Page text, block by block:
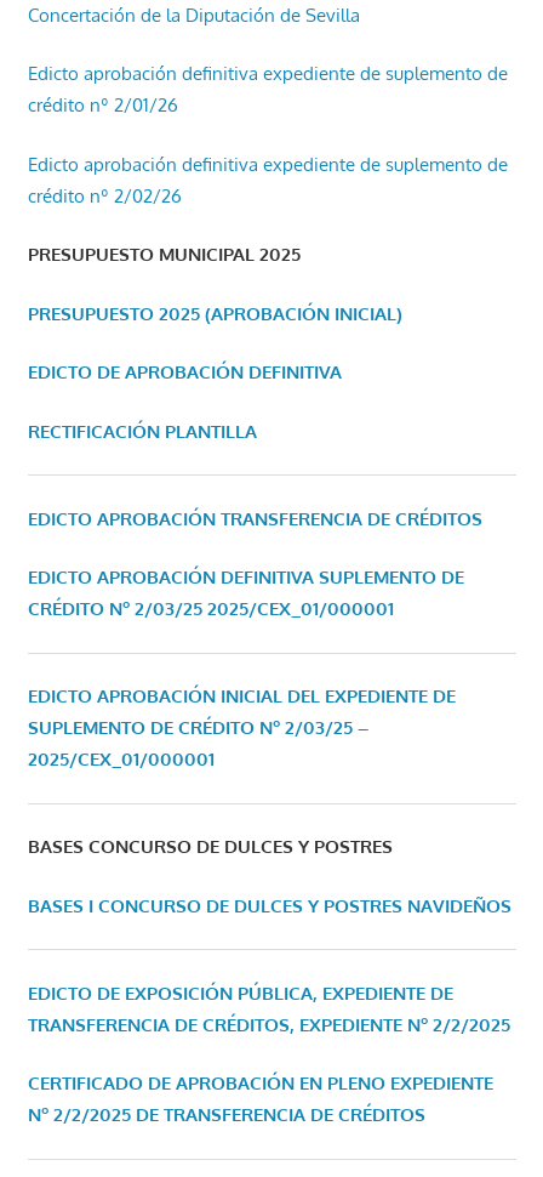
Concertación de la Diputación de Sevilla
Edicto aprobación definitiva expediente de suplemento de
crédito nº 2/01/26
Edicto aprobación definitiva expediente de suplemento de
crédito nº 2/02/26
PRESUPUESTO MUNICIPAL 2025
PRESUPUESTO 2025 (APROBACIÓN INICIAL)
EDICTO DE APROBACIÓN DEFINITIVA
RECTIFICACIÓN PLANTILLA
EDICTO APROBACIÓN TRANSFERENCIA DE CRÉDITOS
EDICTO APROBACIÓN DEFINITIVA SUPLEMENTO DE
CRÉDITO Nº 2/03/25 2025/CEX_01/000001
EDICTO APROBACIÓN INICIAL DEL EXPEDIENTE DE
SUPLEMENTO DE CRÉDITO Nº 2/03/25 –
2025/CEX_01/000001
BASES CONCURSO DE DULCES Y POSTRES
BASES I CONCURSO DE DULCES Y POSTRES NAVIDEÑOS
EDICTO DE EXPOSICIÓN PÚBLICA, EXPEDIENTE DE
TRANSFERENCIA DE CRÉDITOS, EXPEDIENTE Nº 2/2/2025
CERTIFICADO DE APROBACIÓN EN PLENO EXPEDIENTE
Nº 2/2/2025 DE TRANSFERENCIA DE CRÉDITOS